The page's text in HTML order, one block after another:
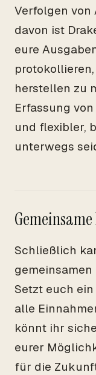
Verfolgen von
davon ist
eure
herstellen zu
Erfassung
und flexibler,
unterwegs
Schließlich
Setzt euch
alle
könnt ihr
eurer
für die